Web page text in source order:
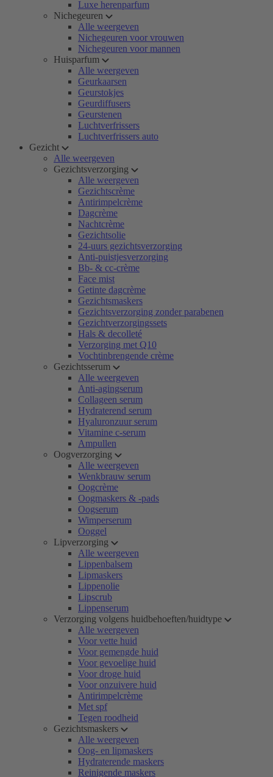
Luxe herenparfum
Nichegeuren
Alle weergeven
Nichegeuren voor vrouwen
Nichegeuren voor mannen
Huisparfum
Alle weergeven
Geurkaarsen
Geurstokjes
Geurdiffusers
Geurstenen
Luchtverfrissers
Luchtverfrissers auto
Gezicht
Alle weergeven
Gezichtsverzorging
Alle weergeven
Gezichtscrème
Antirimpelcrème
Dagcrème
Nachtcrème
Gezichtsolie
24-uurs gezichtsverzorging
Anti-puistjesverzorging
Bb- & cc-crème
Face mist
Getinte dagcrème
Gezichtsmaskers
Gezichtsverzorging zonder parabenen
Gezichtverzorgingssets
Hals & decolleté
Verzorging met Q10
Vochtinbrengende crème
Gezichtsserum
Alle weergeven
Anti-agingserum
Collageen serum
Hydraterend serum
Hyaluronzuur serum
Vitamine c-serum
Ampullen
Oogverzorging
Alle weergeven
Wenkbrauw serum
Oogcrème
Oogmaskers & -pads
Oogserum
Wimperserum
Ooggel
Lipverzorging
Alle weergeven
Lippenbalsem
Lipmaskers
Lippenolie
Lipscrub
Lippenserum
Verzorging volgens huidbehoeften/huidtype
Alle weergeven
Voor vette huid
Voor gemengde huid
Voor gevoelige huid
Voor droge huid
Voor onzuivere huid
Antirimpelcrème
Met spf
Tegen roodheid
Gezichtsmaskers
Alle weergeven
Oog- en lipmaskers
Hydraterende maskers
Reinigende maskers